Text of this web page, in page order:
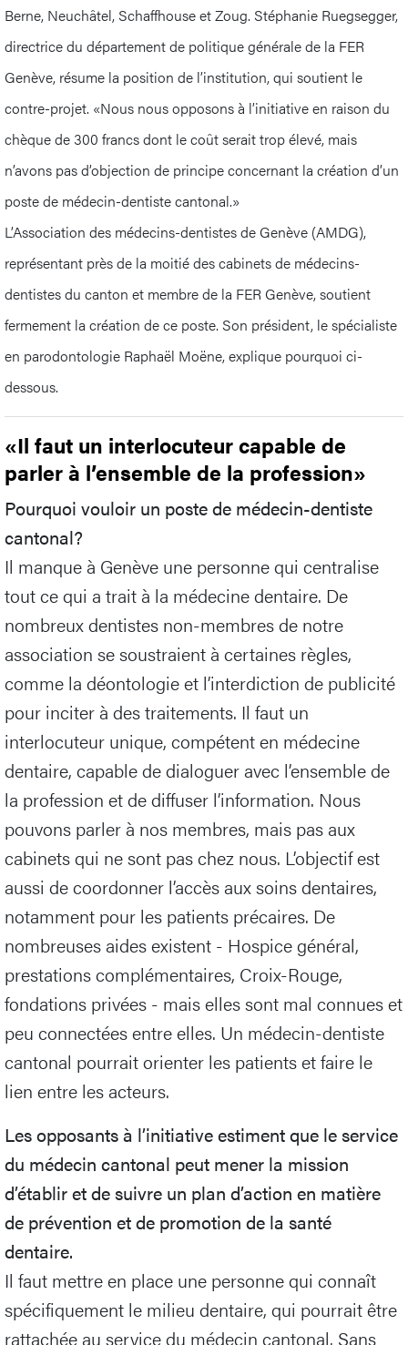
Berne, Neuchâtel, Schaffhouse et Zoug. Stéphanie Ruegsegger,
directrice du département de politique générale de la FER
Genève, résume la position de l’institution, qui soutient le
contre-projet. «Nous nous opposons à l’initiative en raison du
chèque de 300 francs dont le coût serait trop élevé, mais
n’avons pas d’objection de principe concernant la création d’un
poste de médecin-dentiste cantonal.»
L’Association des médecins-dentistes de Genève (AMDG),
représentant près de la moitié des cabinets de médecins-
dentistes du canton et membre de la FER Genève, soutient
fermement la création de ce poste. Son président, le spécialiste
en parodontologie Raphaël Moëne, explique pourquoi ci-
dessous.
«Il faut un interlocuteur capable de
parler à l’ensemble de la profession»
Pourquoi vouloir un poste de médecin-dentiste
cantonal?
Il manque à Genève une personne qui centralise
tout ce qui a trait à la médecine dentaire. De
nombreux dentistes non-membres de notre
association se soustraient à certaines règles,
comme la déontologie et l’interdiction de publicité
pour inciter à des traitements. Il faut un
interlocuteur unique, compétent en médecine
dentaire, capable de dialoguer avec l’ensemble de
la profession et de diffuser l’information. Nous
pouvons parler à nos membres, mais pas aux
cabinets qui ne sont pas chez nous. L’objectif est
aussi de coordonner l’accès aux soins dentaires,
notamment pour les patients précaires. De
nombreuses aides existent - Hospice général,
prestations complémentaires, Croix-Rouge,
fondations privées - mais elles sont mal connues et
peu connectées entre elles. Un médecin-dentiste
cantonal pourrait orienter les patients et faire le
lien entre les acteurs.
Les opposants à l’initiative estiment que le service
du médecin cantonal peut mener la mission
d’établir et de suivre un plan d’action en matière
de prévention et de promotion de la santé
dentaire.
Il faut mettre en place une personne qui connaît
spécifiquement le milieu dentaire, qui pourrait être
rattachée au service du médecin cantonal. Sans